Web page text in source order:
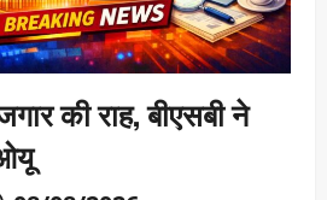
की राह, बीएसबी ने